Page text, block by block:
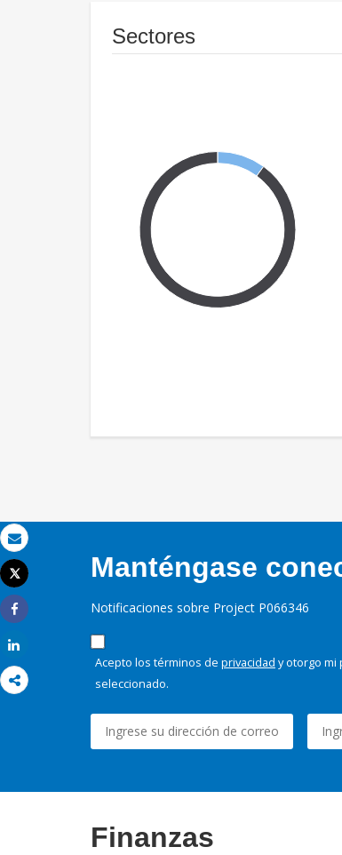
Correo electrónico
Imprimir
Tweet
Share
Sectores
Manténgase
Notificaciones sobre Project P066346
Acepto los términos de privacidad y otorgo mi
seleccionado.
Finanzas